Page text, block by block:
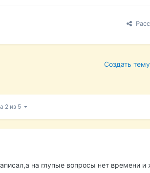
Создать тему
2 из 5
на глупые вопросы нет времени и